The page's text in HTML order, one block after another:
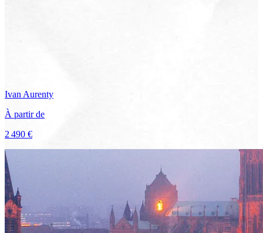
Ivan Aurenty
À partir de
2 490 €
Voir le voyage